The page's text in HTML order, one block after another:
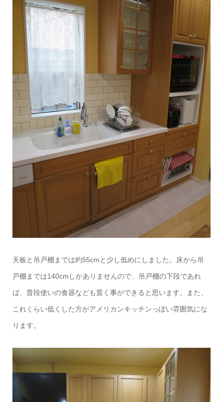
天板と吊戸棚までは約55cmと少し低めにしました。床から吊
戸棚までは140cmしかありませんので、吊戸棚の下段であれ
ば、普段使いの食器なども置く事ができると思います。また、
これくらい低くした方がアメリカンキッチンっぽい雰囲気にな
ります。